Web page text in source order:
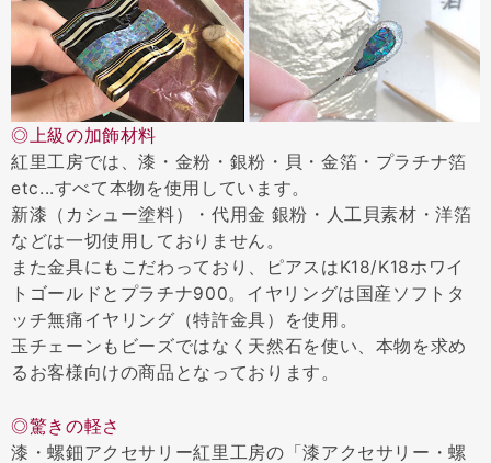
◎上級の加飾材料
紅里工房では、漆・金粉・銀粉・貝・金箔・プラチナ箔
etc...すべて本物を使用しています。
新漆（カシュー塗料）・代用金 銀粉・人工貝素材・洋箔
などは一切使用しておりません。
また金具にもこだわっており、ピアスはK18/K18ホワイ
トゴールドとプラチナ900。イヤリングは国産ソフトタ
ッチ無痛イヤリング（特許金具）を使用。
玉チェーンもビーズではなく天然石を使い、本物を求め
るお客様向けの商品となっております。
◎驚きの軽さ
漆・螺鈿アクセサリー紅里工房の「漆アクセサリー・螺